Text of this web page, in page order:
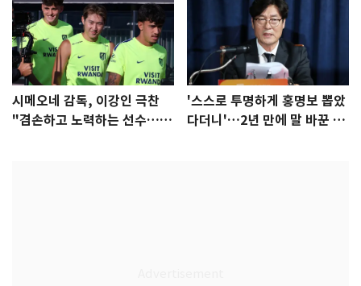
시메오네 감독, 이강인 극찬
"겸손하고 노력하는 선수…좋
'스스로 투명하게 홍명보 뽑았
다더니'…2년 만에 말 바꾼 이